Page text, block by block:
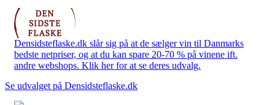
Densidsteflaske.dk slår sig på at de sælger vin til Danmarks
bedste netpriser, og at du kan spare 20-70 % på vinene ift.
andre webshops. Klik her for at se deres udvalg.
Se udvalget på Densidsteflaske.dk